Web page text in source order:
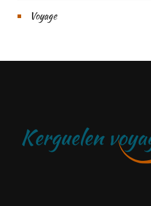
Voyage